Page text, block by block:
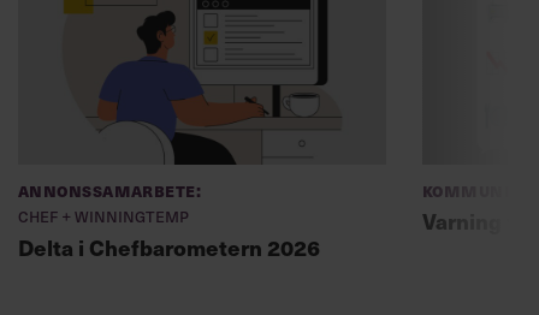
Annonssamarbete:
Chef + Winningtemp
Delta i Chefbarometern 2026
Varning